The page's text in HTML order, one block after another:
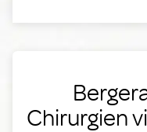
Chirurgien